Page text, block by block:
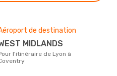
de destination
WEST MIDLANDS
Lyon à